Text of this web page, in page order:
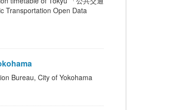
Transportation Open Data
Bureau, City of Yokohama